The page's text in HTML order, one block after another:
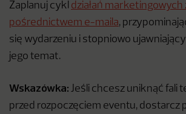
Zaplanuj cykl działań marketingowych
pośrednictwem e-maila,
się wydarzeniu i stopniowo
jego temat.
Wskazówka: Jeśli chcesz uniknąć fali
przed rozpoczęciem eventu, dostarcz